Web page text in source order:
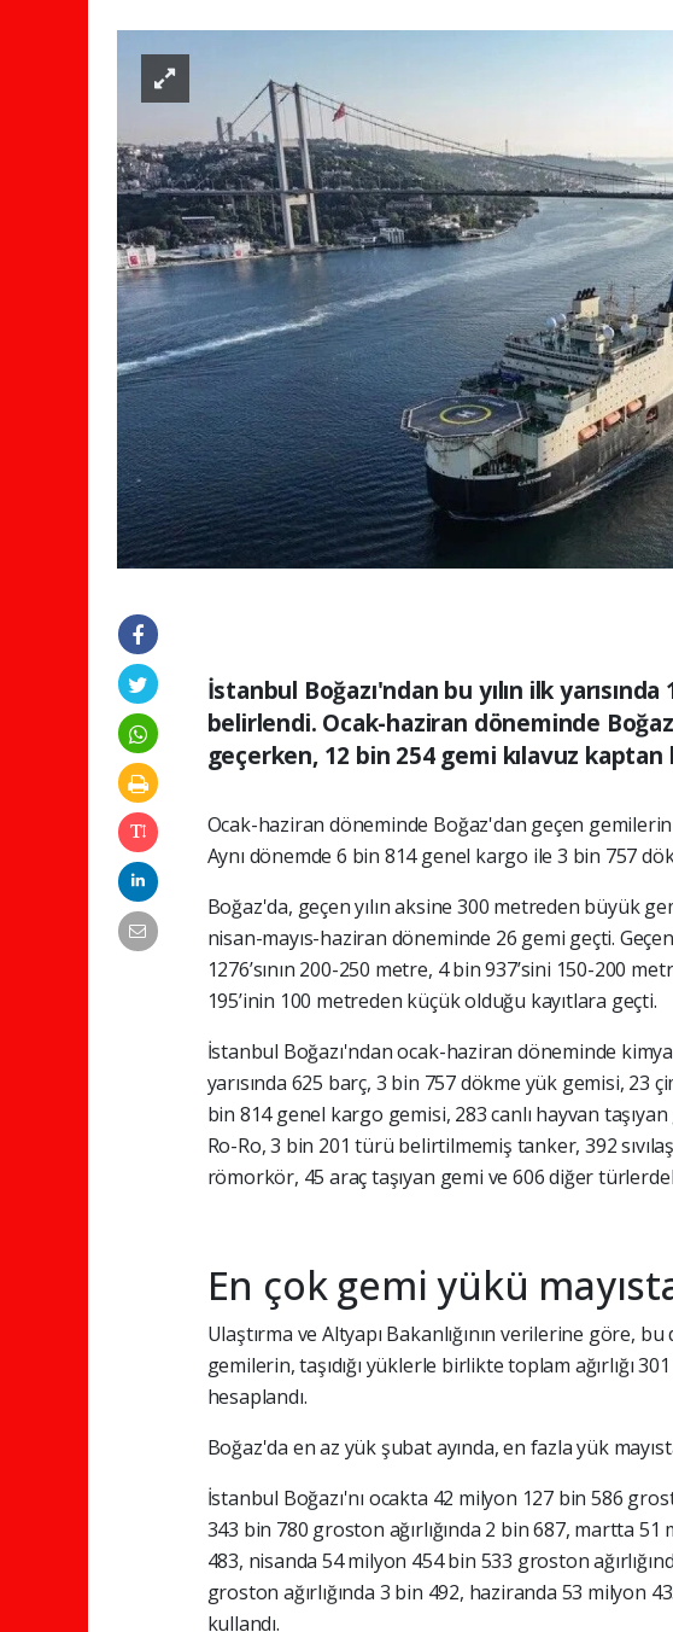
İstanbul Boğazı'ndan bu yılın ilk
belirlendi. Ocak-haziran döneminde
geçerken, 12 bin 254 gemi kılavuz kaptan
Ocak-haziran döneminde Boğaz'dan geçen
Aynı dönemde 6 bin 814 genel kargo ile 3 bin 757
Boğaz'da, geçen yılın aksine 300 metreden büyük
nisan-mayıs-haziran döneminde 26 gemi geçti.
1276’sının 200-250 metre, 4 bin 937’sini 150-200
195’inin 100 metreden küçük olduğu kayıtlara geçti.
İstanbul Boğazı'ndan ocak-haziran döneminde
yarısında 625 barç, 3 bin 757 dökme yük gemisi, 23
bin 814 genel kargo gemisi, 283 canlı hayvan
Ro-Ro, 3 bin 201 türü belirtilmemiş tanker, 392
römorkör, 45 araç taşıyan gemi ve 606 diğer
En çok gemi yükü
Ulaştırma ve Altyapı Bakanlığının verilerine göre,
gemilerin, taşıdığı yüklerle birlikte toplam ağırlığı
hesaplandı.
Boğaz'da en az yük şubat ayında, en fazla yük
İstanbul Boğazı'nı ocakta 42 milyon 127 bin 586
343 bin 780 groston ağırlığında 2 bin 687, martta
483, nisanda 54 milyon 454 bin 533 groston
groston ağırlığında 3 bin 492, haziranda 53 milyon
kullandı.